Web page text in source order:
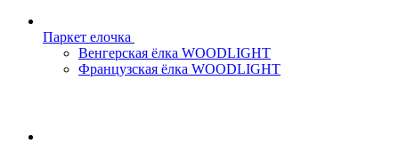
Паркет елочка
Венгерская ёлка WOODLIGHT
Французская ёлка WOODLIGHT